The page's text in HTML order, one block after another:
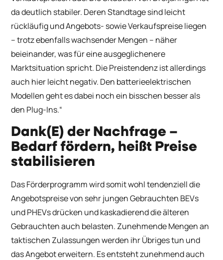
da deutlich stabiler. Deren Standtage sind leicht
rückläufig und Angebots- sowie Verkaufspreise liegen
– trotz ebenfalls wachsender Mengen – näher
beieinander, was für eine ausgeglichenere
Marktsituation spricht. Die Preistendenz ist allerdings
auch hier leicht negativ. Den batterieelektrischen
Modellen geht es dabei noch ein bisschen besser als
den Plug-Ins.“
Dank(E) der Nachfrage –
Bedarf fördern, heißt Preise
stabilisieren
Das Förderprogramm wird somit wohl tendenziell die
Angebotspreise von sehr jungen Gebrauchten BEVs
und PHEVs drücken und kaskadierend die älteren
Gebrauchten auch belasten. Zunehmende Mengen an
taktischen Zulassungen werden ihr Übriges tun und
das Angebot erweitern. Es entsteht zunehmend auch